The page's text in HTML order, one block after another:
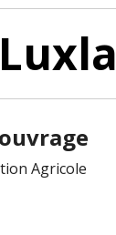
Agricole